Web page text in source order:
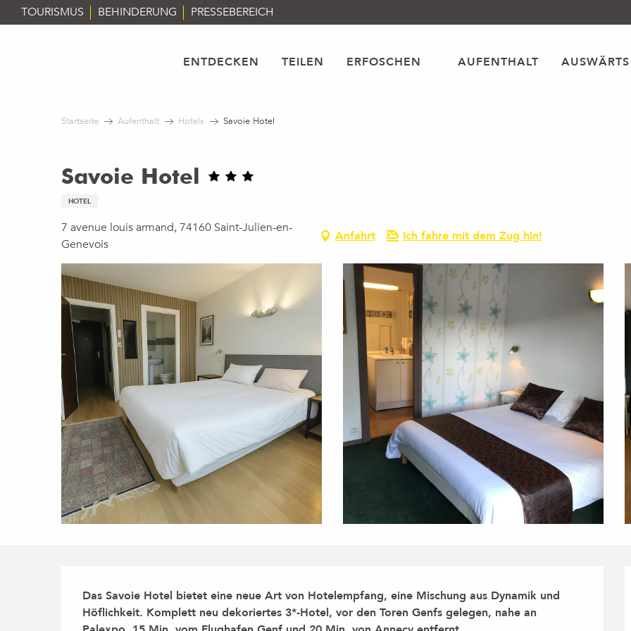
Aller
au
TOURISMUS BEHINDERUNG PRESSEBEREICH
ENTDECKEN TEILEN ERFOSCHEN AUFENTHALT
Startseite Aufenthalt Hotels Savoie Hotel
Savoie Hotel
HOTEL
7 avenue louis armand, 74160 Saint-Julien-en-
Genevois
Anfahrt Ich fahre mit dem Zug hin!
Beschreibung
Das Savoie Hotel bietet eine neue Art von Hotelempfang, eine Mischung aus Dynamik und
Höflichkeit. Komplett neu dekoriertes 3*-Hotel, vor den Toren Genfs gelegen, nahe an